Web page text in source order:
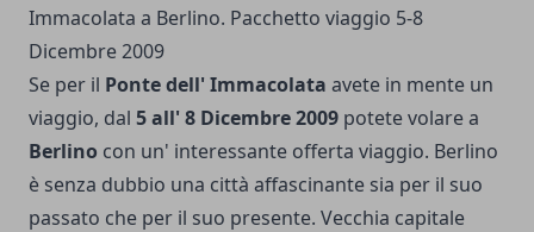
Se per il Ponte dell' Immacolata avete in mente un
viaggio, dal 5 all' 8 Dicembre 2009 potete volare a
Berlino con un' interessante offerta viaggio. Berlino
è senza dubbio una città affascinante sia per il suo
passato che per il suo presente. Vecchia capitale